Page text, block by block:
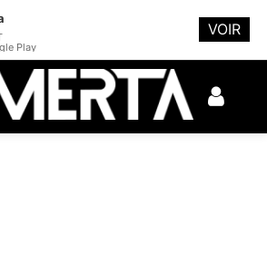
Play
VOIR